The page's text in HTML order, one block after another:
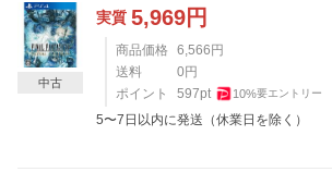
実質 5,969円
商品価格 6,566 円
送料
0 円
ポイント
597pt 10%要エントリー
5〜7日以内に発送（休業日を除く）
中古